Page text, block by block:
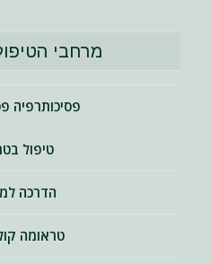
מרחבי
פסיכותרפיה
טיפול
הדרכה
טראומה